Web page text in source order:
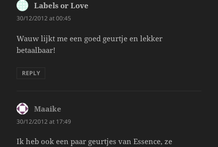
Labels or Love
30/12/2012 at 00:45
Wauw lijkt me een goed geurtje en lekker
betaalbaar!
REPLY
Maaike
30/12/2012 at 17:49
Ik heb ook een paar geurtjes van Essence, ze